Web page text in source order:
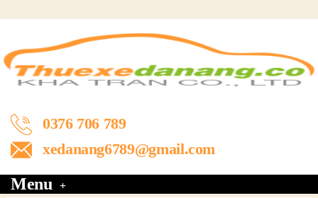
0376 706 789
xedanang6789@gmail.com
Menu